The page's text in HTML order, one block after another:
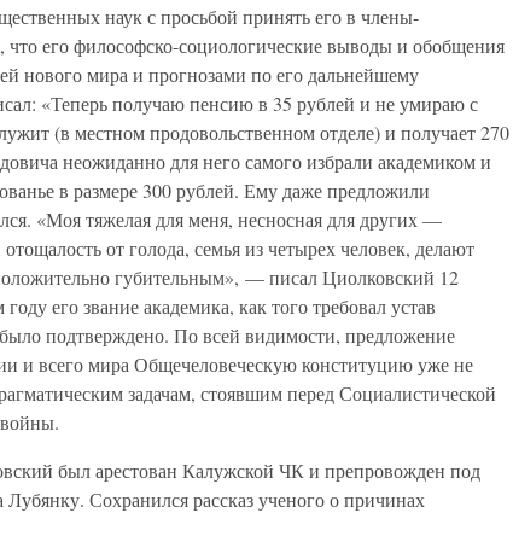
наук с просьбой принять его в члены-
его философско-социологические выводы и обобщения
нового мира и прогнозами по его дальнейшему
«Теперь получаю пенсию в 35 рублей и не умираю с
(в местном продовольственном отделе) и получает 270
неожиданно для него самого избрали академиком и
в размере 300 рублей. Ему даже предложили
«Моя тяжелая для меня, несносная для других —
отощалость от голода, семья из четырех человек, делают
губительным», — писал Циолковский 12
его звание академика, как того требовал устав
подтверждено. По всей видимости, предложение
и всего мира Общечеловеческую конституцию уже не
задачам, стоявшим перед Социалистической
был арестован Калужской ЧК и препровожден под
Сохранился рассказ ученого о причинах